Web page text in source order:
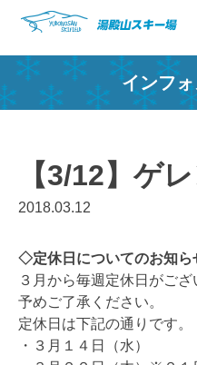
content
インフ
【3/12】ゲ
2018.03.12
◇定休日についてのお知
３月から毎週定休日がござ
予めご了承ください。
定休日は下記の通りです。
・３月１４日（水）